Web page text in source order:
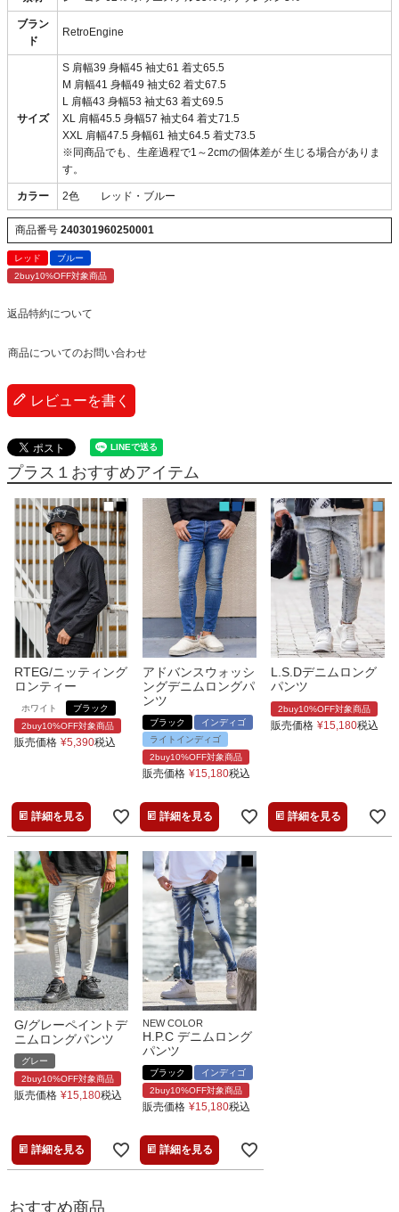
ブラン
ド
RetroEngine
サイズ
S 肩幅39 身幅45 袖丈61 着丈65.5
M 肩幅41 身幅49 袖丈62 着丈67.5
L 肩幅43 身幅53 袖丈63 着丈69.5
XL 肩幅45.5 身幅57 袖丈64 着丈71.5
XXL 肩幅47.5 身幅61 袖丈64.5 着丈73.5
※同商品でも、生産過程で1～2cmの個体差が 生じる場合がありま
す。
カラー 2色 レッド・ブルー
商品番号 240301960250001
レッド
ブルー
2buy10%OFF対象商品
返品特約について
商品についてのお問い合わせ
レビューを書く
プラス１おすすめアイテム
RTEG/ニッティング
ロンティー
ホワイト
ブラック
2buy10%OFF対象商品
販売価格 ¥5,390税込
詳細を見る
アドバンスウォッシ
ングデニムロングパ
ンツ
ブラック
インディゴ
ライトインディゴ
2buy10%OFF対象商品
販売価格 ¥15,180税込
詳細を見る
L.S.Dデニムロング
パンツ
2buy10%OFF対象商品
販売価格 ¥15,180税込
詳細を見る
G/グレーペイントデ
ニムロングパンツ
グレー
2buy10%OFF対象商品
販売価格 ¥15,180税込
詳細を見る
NEW COLOR
H.P.C デニムロング
パンツ
ブラック
インディゴ
2buy10%OFF対象商品
販売価格 ¥15,180税込
詳細を見る
おすすめ商品